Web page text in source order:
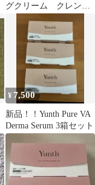
グクリーム クレンジ
¥ 7,500
新品！！Yunth Pure VA
Derma Serum 3箱セット